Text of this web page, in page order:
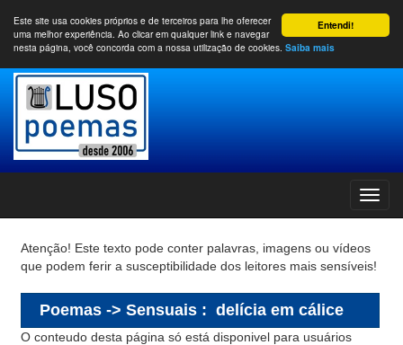
Entendi!
Este site usa cookies próprios e de terceiros para lhe oferecer
uma melhor experiência. Ao clicar em qualquer link e navegar
nesta página, você concorda com a nossa utilização de cookies. Saiba mais
Atenção! Este texto pode conter palavras, imagens ou vídeos
que podem ferir a susceptibilidade dos leitores mais sensíveis!
Poemas -> Sensuais : delícia em cálice
O conteudo desta página só está disponivel para usuários